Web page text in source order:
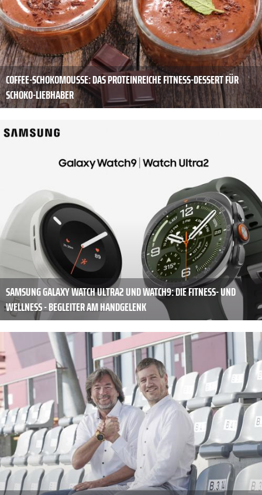
COFFEE-SCHOKOMOUSSE: DAS PROTEINREICHE FITNESS-DESSERT FÜR
SCHOKO-LIEBHABER
SAMSUNG GALAXY WATCH ULTRA2 UND WATCH9: DIE FITNESS- UND
WELLNESS - BEGLEITER AM HANDGELENK